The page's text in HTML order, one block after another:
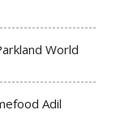
World
Adil